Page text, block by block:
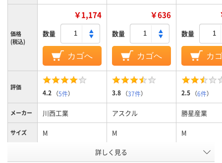
価格
(税込)
￥1,174
数量
カゴへ
￥636
数量
カゴへ
数量
カ
評価
4.2 （5件） 3.8 （37件） 2.5 （6件）
メーカー 川西工業 アスクル 勝星産業
サイズ M M M
無
詳しく見る